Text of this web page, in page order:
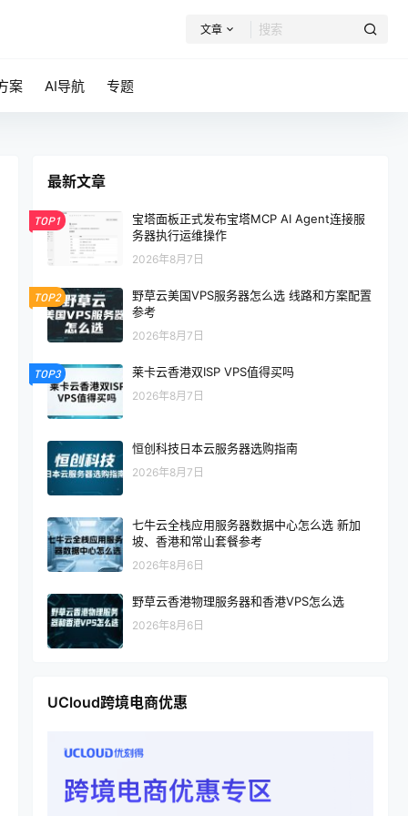
文章
案 AI导航 专题
最新文章
TOP1
宝塔面板正式发布宝塔MCP AI Agent连接服
务器执行运维操作
2026年8月7日
TOP2
野草云美国VPS服务器怎么选 线路和方案配置
参考
2026年8月7日
TOP3 莱卡云香港双ISP VPS值得买吗
2026年8月7日
恒创科技日本云服务器选购指南
2026年8月7日
七牛云全栈应用服务器数据中心怎么选 新加
坡、香港和常山套餐参考
2026年8月6日
野草云香港物理服务器和香港VPS怎么选
2026年8月6日
UCloud跨境电商优惠